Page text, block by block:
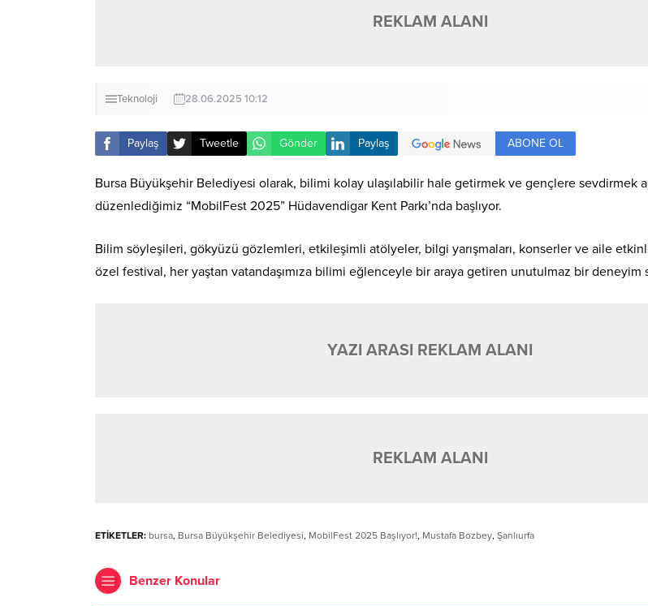
REKLAM ALANI
Teknoloji 28.06.2025 10:12
Paylaş Tweetle Gönder Paylaş ABONE OL
Bursa Büyükşehir Belediyesi olarak, bilimi kolay ulaşılabilir hale getirmek ve gençlere sevdirmek
düzenlediğimiz “MobilFest 2025” Hüdavendigar Kent Parkı’nda başlıyor.
Bilim söyleşileri, gökyüzü gözlemleri, etkileşimli atölyeler, bilgi yarışmaları, konserler ve aile
özel festival, her yaştan vatandaşımıza bilimi eğlenceyle bir araya getiren unutulmaz bir deneyim
YAZI ARASI REKLAM ALANI
REKLAM ALANI
ETİKETLER: bursa, Bursa Büyükşehir Belediyesi, MobilFest 2025 Başlıyor!, Mustafa Bozbey, Şanlıurfa
Benzer Konular